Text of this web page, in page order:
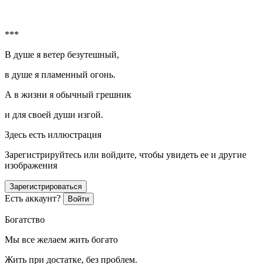
***
В душе я ветер безутешный,
в душе я пламенный огонь.
А в жизни я обычный грешник
и для своей души изгой.
Здесь есть иллюстрация
Зарегистрируйтесь или войдите, чтобы увидеть ее и другие
изображения
Зарегистрироваться
Есть аккаунт? Войти
Богатство
Мы все желаем жить богато
Жить при достатке, без проблем.